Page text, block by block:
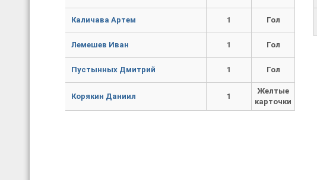
Каличава Артем 1 Гол
Лемешев Иван 1 Гол
Пустынных Дмитрий 1 Гол
Корякин Даниил 1
Желтые
карточки